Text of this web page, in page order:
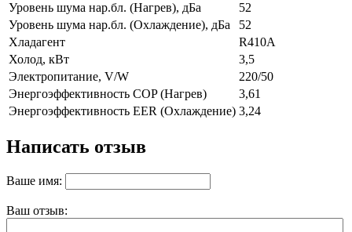
Уровень шума нар.бл. (Нагрев), дБа
52
Уровень шума нар.бл. (Охлаждение), дБа
52
Хладагент
R410A
Холод, кВт
3,5
Электропитание, V/W
220/50
Энергоэффективность COP (Нагрев)
3,61
Энергоэффективность EER (Охлаждение) 3,24
Написать отзыв
Ваше имя:
Ваш отзыв: